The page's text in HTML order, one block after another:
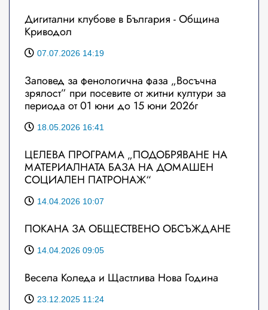
Дигитални клубове в България - Община
Криводол
07.07.2026 14:19
Заповед за фенологична фаза „Восъчна
зрялост” при посевите от житни култури за
периода от 01 юни до 15 юни 2026г
18.05.2026 16:41
ЦЕЛЕВА ПРОГРАМА „ПОДОБРЯВАНЕ НА
МАТЕРИАЛНАТА БАЗА НА ДОМАШЕН
СОЦИАЛЕН ПАТРОНАЖ“
14.04.2026 10:07
ПОКАНА ЗА ОБЩЕСТВЕНО ОБСЪЖДАНЕ
14.04.2026 09:05
Весела Коледа и Щастлива Нова Година
23.12.2025 11:24